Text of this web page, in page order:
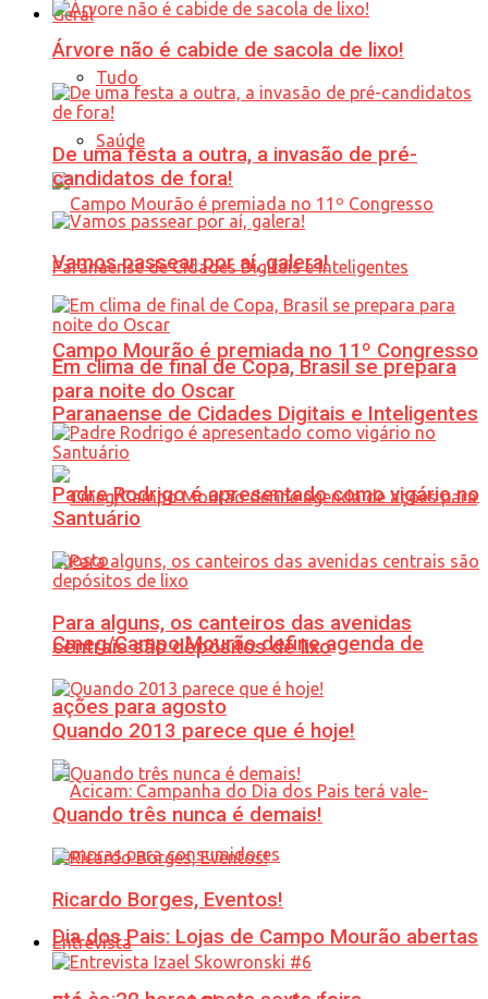
Geral
Tudo
Saúde
Campo Mourão é premiada no 11º Congresso
Paranaense de Cidades Digitais e Inteligentes
Cmeg/Campo Mourão define agenda de
ações para agosto
Dia dos Pais: Lojas de Campo Mourão abertas
Árvore não é cabide de sacola de lixo!
De uma festa a outra, a invasão de pré-
candidatos de fora!
Vamos passear por aí, galera!
Em clima de final de Copa, Brasil se prepara
para noite do Oscar
Padre Rodrigo é apresentado como vigário no
Santuário
Para alguns, os canteiros das avenidas
centrais são depósitos de lixo
Quando 2013 parece que é hoje!
Quando três nunca é demais!
Ricardo Borges, Eventos!
Entrevista